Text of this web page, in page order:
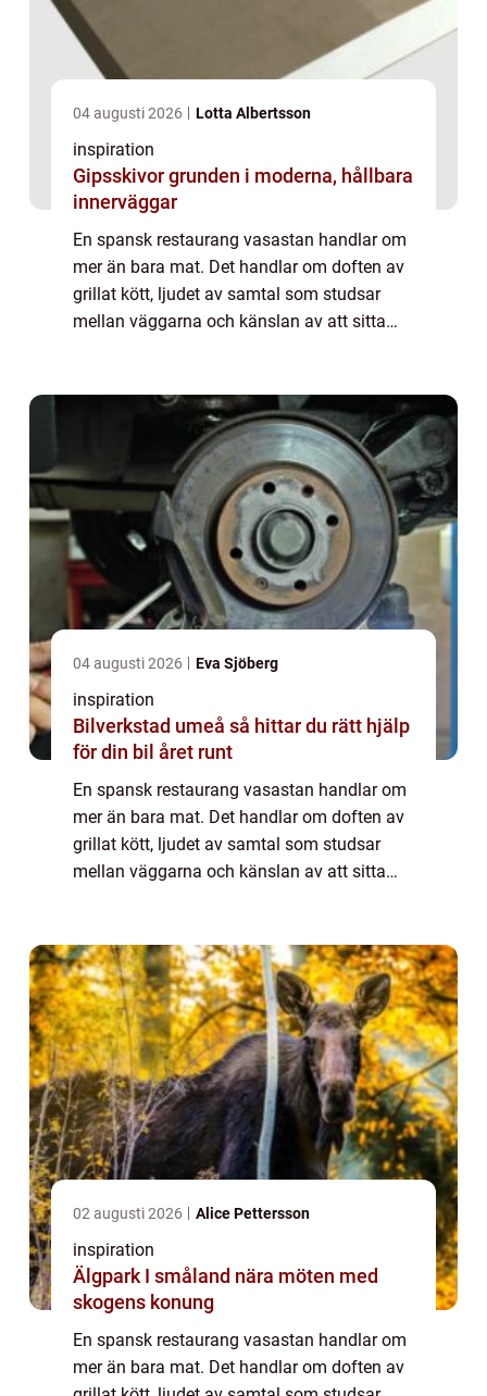
04 augusti 2026 Lotta Albertsson
inspiration
Gipsskivor grunden i moderna, hållbara
innerväggar
En spansk restaurang vasastan handlar om
mer än bara mat. Det handlar om doften av
grillat kött, ljudet av samtal som studsar
mellan väggarna och känslan av att sitta
restaurangkultu...
04 augusti 2026 Eva Sjöberg
inspiration
Bilverkstad umeå så hittar du rätt hjälp
för din bil året runt
En spansk restaurang vasastan handlar om
mer än bara mat. Det handlar om doften av
grillat kött, ljudet av samtal som studsar
mellan väggarna och känslan av att sitta
restaurangkultu...
02 augusti 2026 Alice Pettersson
inspiration
Älgpark I småland nära möten med
skogens konung
En spansk restaurang vasastan handlar om
mer än bara mat. Det handlar om doften av